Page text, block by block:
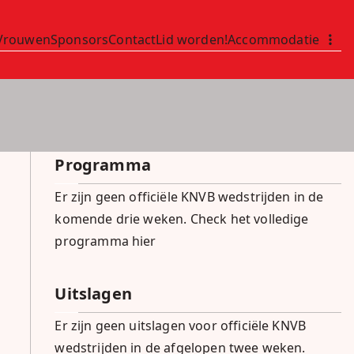
SponsorsContactLid worden!Accommodatie
Programma
Er zijn geen officiële KNVB wedstrijden in de
komende drie weken. Check het volledige
programma hier
Uitslagen
Er zijn geen uitslagen voor officiële KNVB
wedstrijden in de afgelopen twee weken.